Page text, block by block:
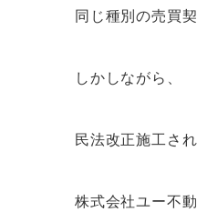
同じ種別の売買
しかしながら、
民法改正施工さ
株式会社ユー不